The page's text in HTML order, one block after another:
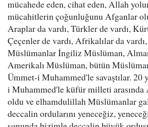
mücahede eden, cihat eden, Allah
mücahitlerin çoğunluğunu Afganlar
Araplar da vardı, Türkler de vardı,
Çeçenler de vardı, Afrikalılar da
Müslümanlar İngiliz Müslüman,
Amerikalı Müslüman, bütün
Ümmet-i Muhammed'le savaştılar. 20
i Muhammed'le küfür milleti arasında
oldu ve elhamdulillah Müslümanlar
deccalin ordularını yeneceğiz,